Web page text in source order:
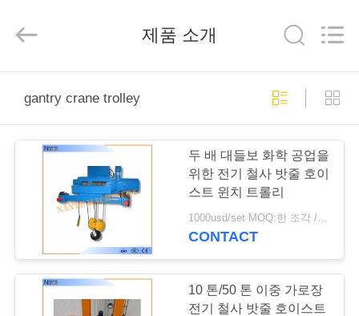
제
회
Lifting
제품 소개
gantry crane trolley
두 배 대들보 화학 공업을
위한 전기 철사 밧줄 호이
스트 윈치 트롤리
1000usd/set MOQ:한 조각 / 조각
CONTACT
10 톤/50 톤 이중 가로장
전기 철사 밧줄 호이스트